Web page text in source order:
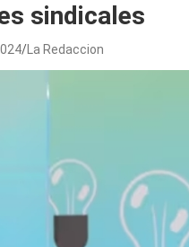
sindicales
La Redaccion